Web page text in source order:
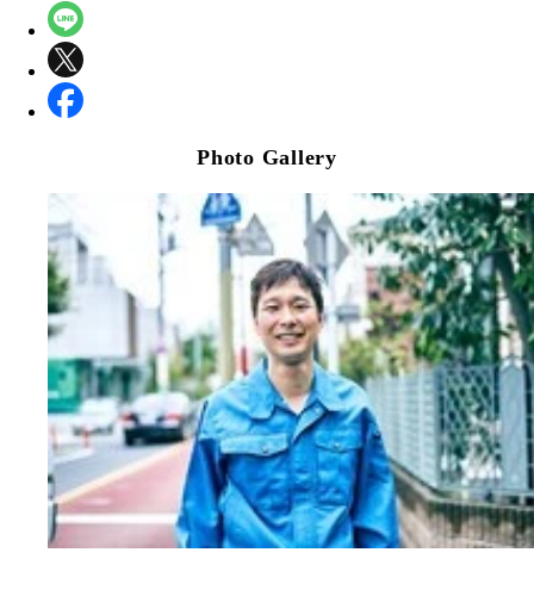
Photo Gallery